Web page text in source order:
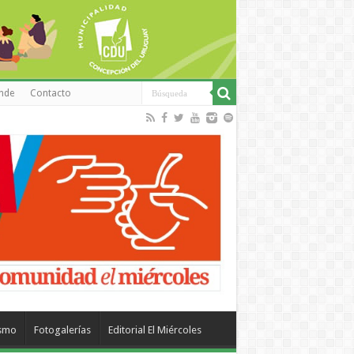
Contacto
Fotogalerías Editorial El Miércoles